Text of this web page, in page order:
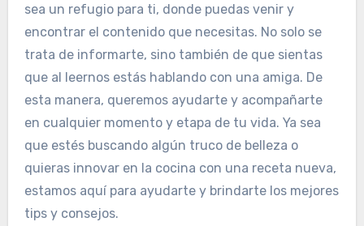
sea un refugio para ti, donde puedas venir y
encontrar el contenido que necesitas. No solo se
trata de informarte, sino también de que sientas
que al leernos estás hablando con una amiga. De
esta manera, queremos ayudarte y acompañarte
en cualquier momento y etapa de tu vida. Ya sea
que estés buscando algún truco de belleza o
quieras innovar en la cocina con una receta nueva,
estamos aquí para ayudarte y brindarte los mejores
tips y consejos.